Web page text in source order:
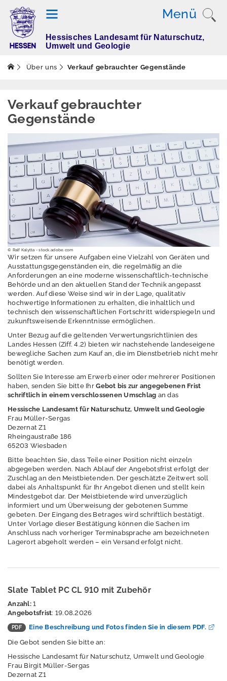
Menü
T
e
n
M
e
s
s
w
e
rt
e
P
u
b
li
k
a
ti
o
e
n
Ü
b
e
u
n
s
Anerkennung von
Umwelt- und
Naturschutzvereini
gungen
Aufgaben und
Ansprechpartner
Karriere
Jahresberichte
Kolloquium
Verkauf
gebrauchter
Hessisches Landesamt für Naturschutz,
Umwelt und Geologie
Über uns Verkauf gebrauchter Gegenstände
Verkauf gebrauchter
Gegenstände
© Ralf Kalytta - stock.adobe.com
Wir setzen für unsere Aufgaben eine Vielzahl von Geräten und
Ausstattungsgegenständen ein, die regelmäßig an die
Anforderungen an eine moderne wissenschaftlich-technische
Behörde und an den aktuellen Stand der Technik angepasst
werden. Auf diese Weise sind wir in der Lage, qualitativ
hochwertige Informationen zu erhalten, die inhaltlich und
technisch den wissenschaftlichen Fortschritt widerspiegeln und
zukunftsweisende Erkenntnisse ermöglichen.
Unter Bezug auf die geltenden Verwertungsrichtlinien des
Landes Hessen (Ziff. 4.2) bieten wir nachstehende landeseigene
bewegliche Sachen zum Kauf an, die im Dienstbetrieb nicht mehr
benötigt werden.
Sollten Sie Interesse am Erwerb einer oder mehrerer Positionen
haben, senden Sie bitte IhrGebot bis zur angegebenen Frist
schriftlich in einem verschlossenen Umschlag an das
Hessische Landesamt für Naturschutz, Umwelt und Geologie
Frau Müller-Sergas
Dezernat Z1
Rheingaustraße 186
65203 Wiesbaden
Bitte beachten Sie, dass Teile einer Position nicht einzeln
abgegeben werden. Nach Ablauf der Angebotsfrist erfolgt der
Zuschlag an den Meistbietenden. Der geschätzte Zeitwert soll
dabei als Anhaltspunkt für Ihr Angebot dienen und stellt kein
Mindestgebot dar. Der Meistbietende wird unverzüglich
informiert und um Überweisung der gebotenen Summe
gebeten. Der Eingang des Betrages wird schriftlich bestätigt.
Unter Vorlage dieser Bestätigung können die Sachen im
Anschluss nach vorheriger Terminabsprache am bezeichneten
Lagerort abgeholt werden – ein Versand erfolgt nicht.
Slate Tablet PC CL 910 mit Zubehör
Anzahl:1
Angebotsfrist: 19.08.2026
Eine Beschreibung und Fotos finden Sie in diesem PDF.
Die Gebot senden Sie bitte an:
Hessische Landesamt für Naturschutz, Umwelt und Geologie
Frau Birgit Müller-Sergas
Dezernat Z1